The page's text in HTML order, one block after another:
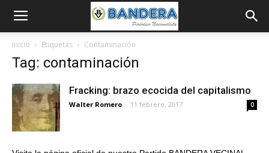
Inicio Etiquetas Contaminación
Tag: contaminación
Fracking: brazo ecocida del capitalismo
Walter Romero - 11 febrero, 2017 0